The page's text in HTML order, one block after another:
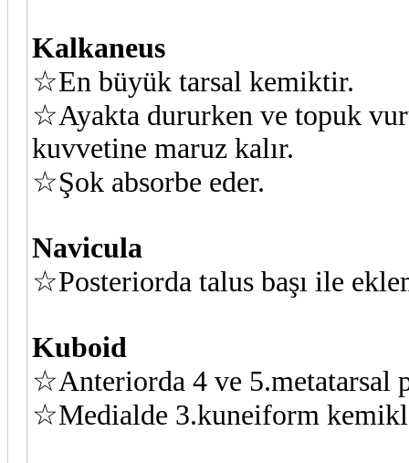
Kalkaneus
☆En büyük tarsal kemiktir.
☆Ayakta dururken ve topuk
kuvvetine maruz kalır.
☆Şok absorbe eder.
Navicula
☆Posteriorda talus başı ile
Kuboid
☆Anteriorda 4 ve 5.metatarsal
☆Medialde 3.kuneiform